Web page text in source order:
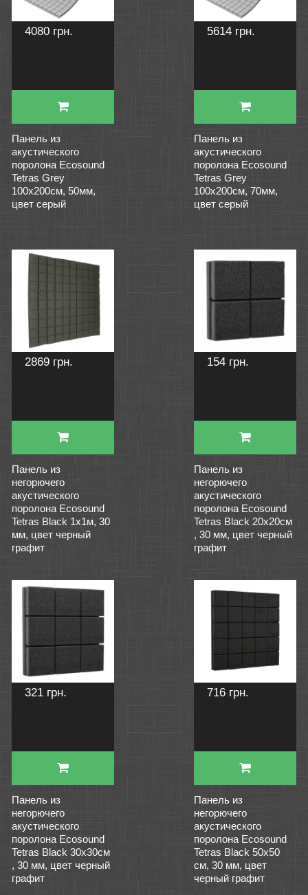
4080 грн.
Панель из
акустического
поролона Ecosound
Tetras Grey
100x200см, 50мм,
цвет серый
5614 грн.
Панель из
акустического
поролона Ecosound
Tetras Grey
100x200см, 70мм,
цвет серый
2869 грн.
Панель из
негорючего
акустического
поролона Ecosound
Tetras Black 1х1м, 30
мм, цвет черный
графит
154 грн.
Панель из
негорючего
акустического
поролона Ecosound
Tetras Black 20х20см
, 30 мм, цвет черный
графит
321 грн.
Панель из
негорючего
акустического
поролона Ecosound
Tetras Black 30х30см
, 30 мм, цвет черный
графит
716 грн.
Панель из
негорючего
акустического
поролона Ecosound
Tetras Black 50х50
см, 30 мм, цвет
черный графит